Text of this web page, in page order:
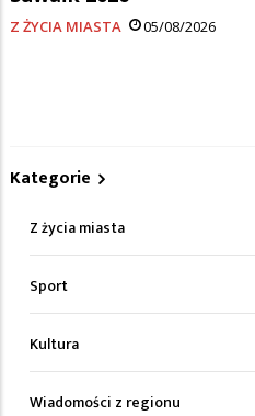
Z ŻYCIA MIASTA 05/08/2026
Kategorie
Z życia miasta
Sport
Kultura
Wiadomości z regionu